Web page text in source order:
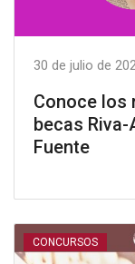
30 de julio de
Conoce los
becas
Fuente
CONCURSOS